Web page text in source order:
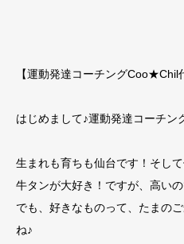
【運動発達コーチングCoo★Chil
はじめまして♪運動発達コーチ
生まれも育ちも仙台です！そし
牛タンが大好き！ですが、高い
でも、好きなものって、たまの
ね♪